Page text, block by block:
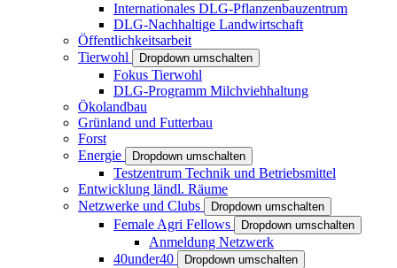
Internationales DLG-Pflanzenbauzentrum
DLG-Nachhaltige Landwirtschaft
Öffentlichkeitsarbeit
Tierwohl
Dropdown umschalten
Fokus Tierwohl
DLG-Programm Milchviehhaltung
Ökolandbau
Grünland und Futterbau
Forst
Energie
Dropdown umschalten
Testzentrum Technik und Betriebsmittel
Entwicklung ländl. Räume
Netzwerke und Clubs
Dropdown umschalten
Female Agri Fellows Dropdown umschalten
Anmeldung Netzwerk
40under40
Dropdown umschalten